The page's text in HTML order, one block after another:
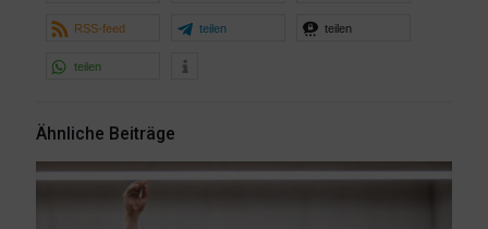
RSS-feed teilen teilen
teilen
Ähnliche Beiträge